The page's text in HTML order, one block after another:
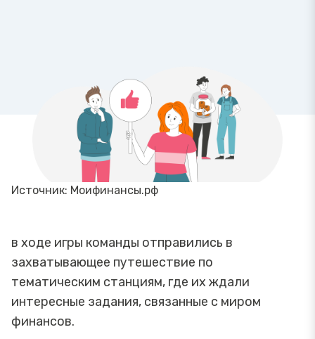
Источник: Моифинансы.рф
в ходе игры команды отправились в
захватывающее путешествие по
тематическим станциям, где их ждали
интересные задания, связанные с миром
финансов.